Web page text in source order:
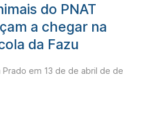
do PNAT
a chegar na
da Fazu
Prado em 13 de de abril de de